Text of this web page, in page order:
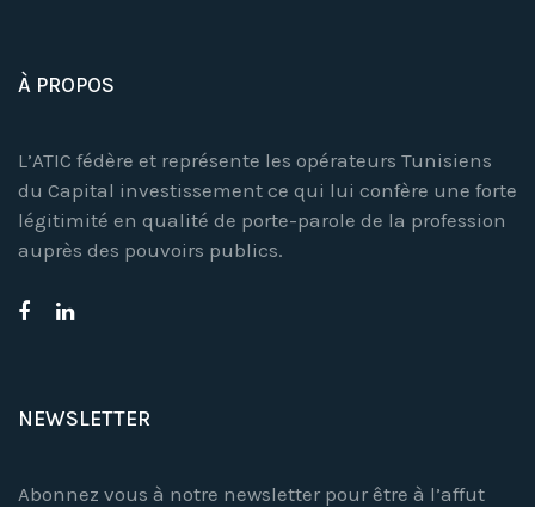
À PROPOS
L’ATIC fédère et représente les opérateurs Tunisiens
du Capital investissement ce qui lui confère une forte
légitimité en qualité de porte-parole de la profession
auprès des pouvoirs publics.
NEWSLETTER
Abonnez vous à notre newsletter pour être à l’affut